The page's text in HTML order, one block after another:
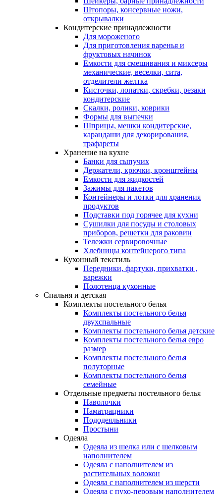
Штопоры, консервные ножи,
открывалки
Кондитерские принадлежности
Для мороженого
Для приготовления варенья и
фруктовых начинок
Емкости для смешивания и миксеры
механические, веселки, сита,
отделители желтка
Кисточки, лопатки, скребки, резаки
кондитерские
Скалки, ролики, коврики
Формы для выпечки
Шприцы, мешки кондитерские,
карандаши для декорирования,
трафареты
Хранение на кухне
Банки для сыпучих
Держатели, крючки, кронштейны
Емкости для жидкостей
Зажимы для пакетов
Контейнеры и лотки для хранения
продуктов
Подставки под горячее для кухни
Сушилки для посуды и столовых
приборов, решетки для раковин
Тележки сервировочные
Хлебницы контейнерого типа
Кухонный текстиль
Передники, фартуки, прихватки ,
варежки
Полотенца кухонные
Спальня и детская
Комплекты постельного белья
Комплекты постельного белья
двухспальные
Комплекты постельного белья детские
Комплекты постельного белья евро
размер
Комплекты постельного белья
полуторные
Комплекты постельного белья
семейные
Отдельные предметы постельного белья
Наволочки
Наматрацники
Пододеяльники
Простыни
Одеяла
Одеяла из шелка или с шелковым
наполнителем
Одеяла с наполнителем из
растительных волокон
Одеяла с наполнителем из шерсти
Одеяла с пухо-перовым наполнителем